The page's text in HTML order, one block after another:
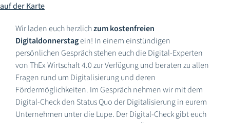
auf der Karte
Wir laden euch herzlichzum kostenfreien
Digitaldonnerstagein! In einem einstündigen
persönlichen Gespräch stehen euch die Digital-Experten
von ThEx Wirtschaft 4.0 zur Verfügung und beraten zu allen
Fragen rund um Digitalisierung und deren
Fördermöglichkeiten. Im Gespräch nehmen wir mit dem
Digital-Check den Status Quo der Digitalisierung in eurem
Unternehmen unter die Lupe. Der Digital-Check gibt euch